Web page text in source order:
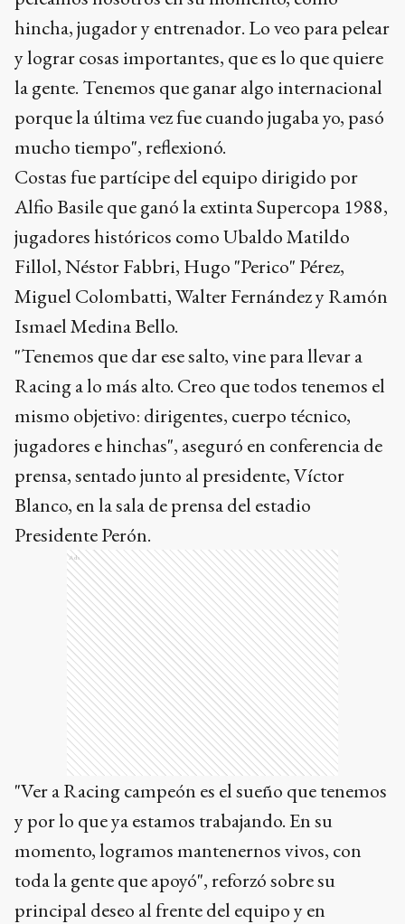
hincha, jugador y entrenador. Lo veo para pelear
y lograr cosas importantes, que es lo que quiere
la gente. Tenemos que ganar algo internacional
porque la última vez fue cuando jugaba yo, pasó
mucho tiempo", reflexionó.
Costas fue partícipe del equipo dirigido por
Alfio Basile que ganó la extinta Supercopa 1988,
jugadores históricos como Ubaldo Matildo
Fillol, Néstor Fabbri, Hugo "Perico" Pérez,
Miguel Colombatti, Walter Fernández y Ramón
Ismael Medina Bello.
"Tenemos que dar ese salto, vine para llevar a
Racing a lo más alto. Creo que todos tenemos el
mismo objetivo: dirigentes, cuerpo técnico,
jugadores e hinchas", aseguró en conferencia de
prensa, sentado junto al presidente, Víctor
Blanco, en la sala de prensa del estadio
Presidente Perón.
Ads
"Ver a Racing campeón es el sueño que tenemos
y por lo que ya estamos trabajando. En su
momento, logramos mantenernos vivos, con
toda la gente que apoyó", reforzó sobre su
principal deseo al frente del equipo y en